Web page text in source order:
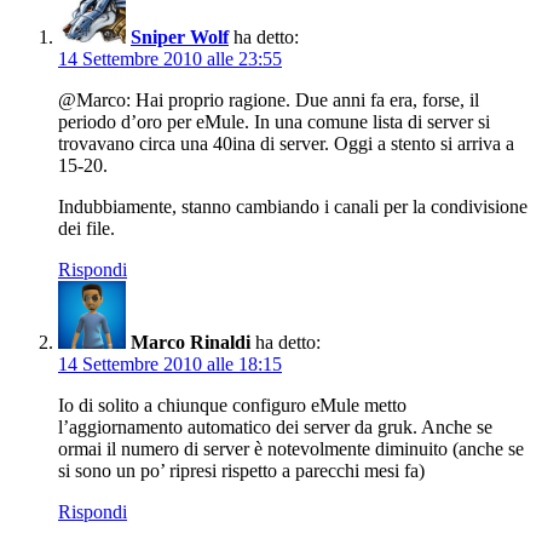
Sniper Wolf ha detto:
14 Settembre 2010 alle 23:55
@Marco: Hai proprio ragione. Due anni fa era, forse, il
periodo d’oro per eMule. In una comune lista di server si
trovavano circa una 40ina di server. Oggi a stento si arriva a
15-20.
Indubbiamente, stanno cambiando i canali per la condivisione
dei file.
Rispondi
Marco Rinaldi ha detto:
14 Settembre 2010 alle 18:15
Io di solito a chiunque configuro eMule metto
l’aggiornamento automatico dei server da gruk. Anche se
ormai il numero di server è notevolmente diminuito (anche se
si sono un po’ ripresi rispetto a parecchi mesi fa)
Rispondi